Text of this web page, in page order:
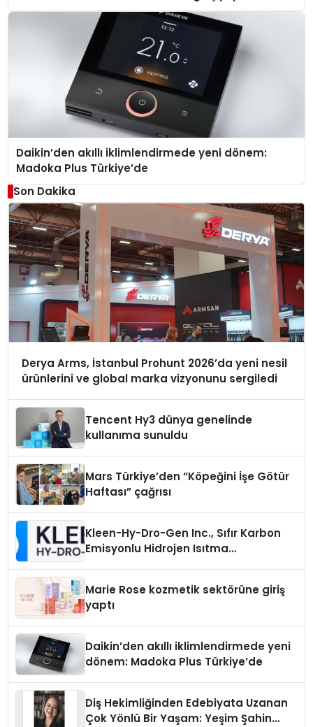
Daikin’den akıllı iklimlendirmede yeni dönem:
Madoka Plus Türkiye’de
Son Dakika
Derya Arms, İstanbul Prohunt 2026’da yeni nesil
ürünlerini ve global marka vizyonunu sergiledi
Tencent Hy3 dünya genelinde
kullanıma sunuldu
Mars Türkiye’den “Köpeğini İşe Götür
Haftası” çağrısı
Kleen-Hy-Dro-Gen Inc., Sıfır Karbon
Emisyonlu Hidrojen Isıtma
Marie Rose kozmetik sektörüne giriş
yaptı
Daikin’den akıllı iklimlendirmede yeni
dönem: Madoka Plus Türkiye’de
Diş Hekimliğinden Edebiyata Uzanan
Çok Yönlü Bir Yaşam: Yeşim Şahin